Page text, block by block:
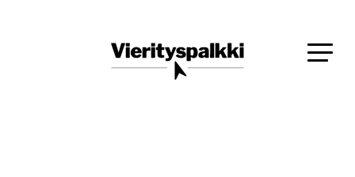
Vierityspalkki.fi